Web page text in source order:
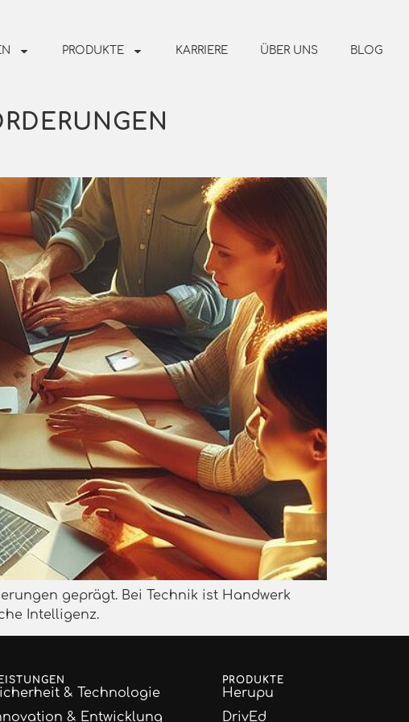
PRODUKTE KARRIERE ÜBER UNS BLOG
geprägt. Bei Technik ist Handwerk
Intelligenz.
& Technologie
& Entwicklung
PRODUKTE
Herupu
DrivEd